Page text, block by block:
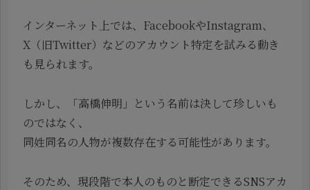
インターネット上では、FacebookやInstagram、
X（旧Twitter）などのアカウント特定を試みる動き
も見られます。
しかし、「高橋伸明」という名前は決して珍しいも
のではなく、
同姓同名の人物が複数存在する可能性があります。
そのため、現段階で本人のものと断定できるSNSアカ